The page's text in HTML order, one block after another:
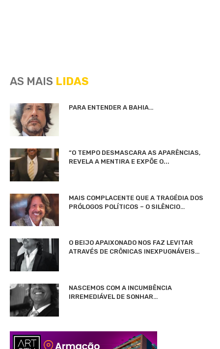
AS MAIS LIDAS
PARA ENTENDER A BAHIA…
“O TEMPO DESMASCARA AS APARÊNCIAS,
REVELA A MENTIRA E EXPÕE O...
MAIS COMPLACENTE QUE A TRAGÉDIA DOS
PRÓLOGOS POLÍTICOS – O SILÊNCIO…
O BEIJO APAIXONADO NOS FAZ LEVITAR
ATRAVÉS DE CRÔNICAS INEXPUGNÁVEIS…
NASCEMOS COM A INCUMBÊNCIA
IRREMEDIÁVEL DE SONHAR…